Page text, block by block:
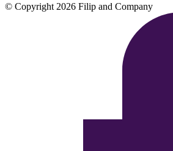
© Copyright 2026 Filip and Company